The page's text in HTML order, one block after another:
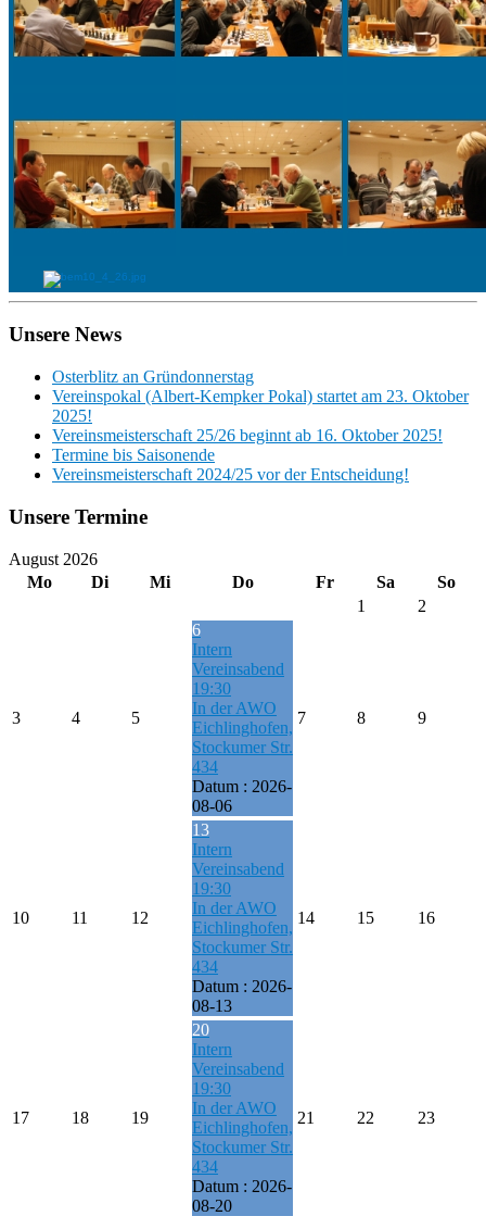
Unsere News
Osterblitz an Gründonnerstag
Vereinspokal (Albert-Kempker Pokal) startet am 23. Oktober
2025!
Vereinsmeisterschaft 25/26 beginnt ab 16. Oktober 2025!
Termine bis Saisonende
Vereinsmeisterschaft 2024/25 vor der Entscheidung!
Unsere Termine
August 2026
Mo
Di Mi Do Fr Sa
So
1
2
3 4 5
6
Intern
Vereinsabend
19:30
In der AWO
Eichlinghofen,
Stockumer Str.
434
Datum : 2026-
08-06
7 8 9
10 11 12
13
Intern
Vereinsabend
19:30
In der AWO
Eichlinghofen,
Stockumer Str.
434
Datum : 2026-
08-13
14 15 16
17 18 19
20
Intern
Vereinsabend
19:30
In der AWO
Eichlinghofen,
Stockumer Str.
434
Datum : 2026-
08-20
21 22 23